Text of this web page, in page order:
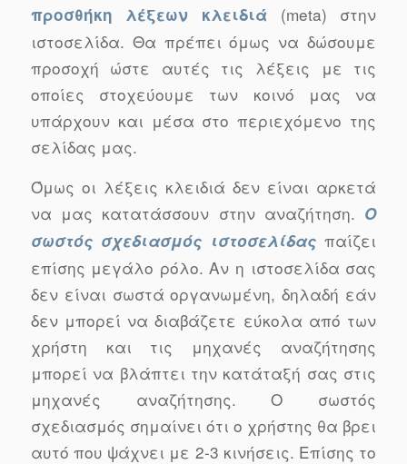
προσθήκη λέξεων κλειδιά (meta) στην
ιστοσελίδα. Θα πρέπει όμως να δώσουμε
προσοχή ώστε αυτές τις λέξεις με τις
οποίες στοχεύουμε των κοινό μας να
υπάρχουν και μέσα στο περιεχόμενο της
σελίδας μας.
Όμως οι λέξεις κλειδιά δεν είναι αρκετά
να μας κατατάσσουν στην αναζήτηση. Ο
σωστός σχεδιασμός ιστοσελίδας παίζει
επίσης μεγάλο ρόλο. Αν η ιστοσελίδα σας
δεν είναι σωστά οργανωμένη, δηλαδή εάν
δεν μπορεί να διαβάζετε εύκολα από των
χρήστη και τις μηχανές αναζήτησης
μπορεί να βλάπτει την κατάταξή σας στις
μηχανές αναζήτησης. Ο σωστός
σχεδιασμός σημαίνει ότι ο χρήστης θα βρει
αυτό που ψάχνει με 2-3 κινήσεις. Επίσης το